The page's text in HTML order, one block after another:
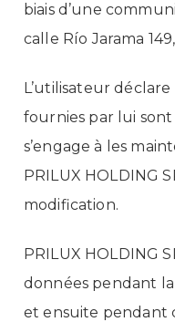
biais d’une
calle Río Jarama
L’utilisateur
fournies par lui
s’engage à les
PRILUX HOLDING
modification.
PRILUX HOLDING
données pendant
et ensuite pendant